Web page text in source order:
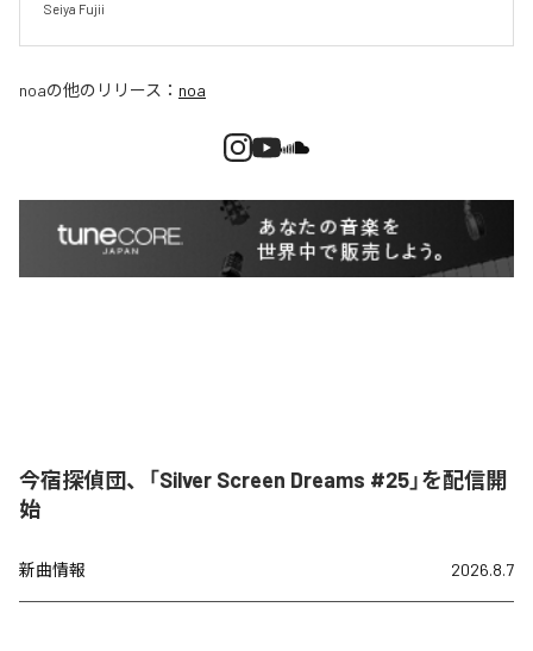
Seiya Fujii
noaの他のリリース： noa
今宿探偵団、「Silver Screen Dreams #25」を配信開
始
新曲情報 2026.8.7